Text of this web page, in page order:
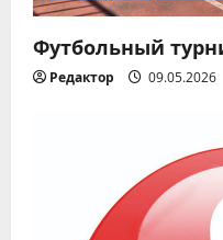
Футбольный
Редактор 09.05.2026